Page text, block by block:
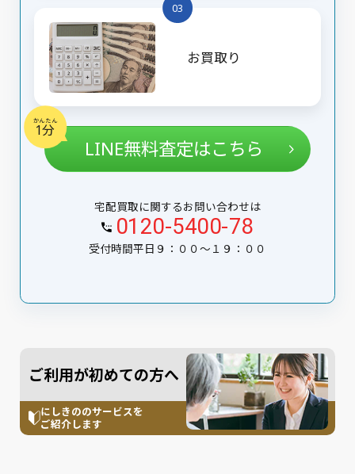
03
お買取り
かんたん
1分
LINE無料査定はこちら
宅配買取に関するお問い合わせは
0120-5400-78
受付時間平日９：００〜１９：００
ご利用が初めての方へ
にしきののサービスを
ご紹介します